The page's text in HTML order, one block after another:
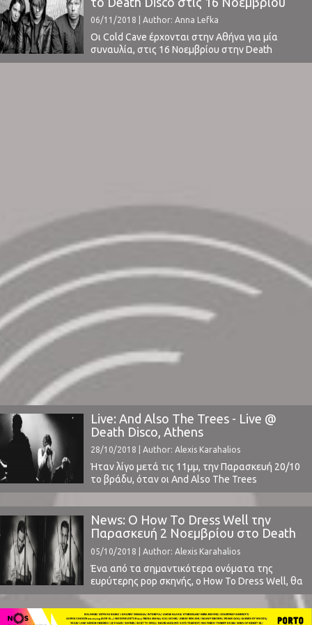
στη λίστα με τα «ζεστά» ονόματα της ...
06/11/2018 | Author: Anna Lefka
Οι Cold Cave έρχονται στην Αθήνα για μία
συναυλία, στις 16 Νοεμβρίου στην Death
Disco.To project του Wesley Eisold γεννήθηκε το
Live: And Also The Trees - Live @
Death Disco, Athens
28/10/2018 | Author: Alexis Karahalios
Ήταν λίγο μετά τις 11μμ, την Παρασκευή 20/10
το βράδυ, όταν οι And Also The Trees
περνώντας μέσα από το κοινό, ανέβηκαν στη
σκηνή του Death Disco σε μια sold out
συναυλία. Φυσικά, εξέχουσα μορφή ήταν ο
εμβληματικός frontman Simon Huw Jones
ντυμένος σαν δανδής, ο οποίος κέρδισε με το ...
News: Ο How To Dress Well την
Παρασκευή 2 Νοεμβρίου στο Death
Disco
05/10/2018 | Author: Alexis Karahalios
Ένα από τα σημαντικότερα ονόματα της
ευρύτερης pop σκηνής, ο How To Dress Well, θα
εμφανιστεί στη σκηνή του Death Disco την
Παρασκευή 2 Νοεμβρίου σε ένα από τα
σημαντικότερα live της χρονιάς.Κατά τη